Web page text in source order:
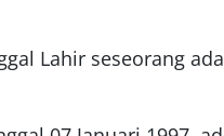
Lahir seseorang